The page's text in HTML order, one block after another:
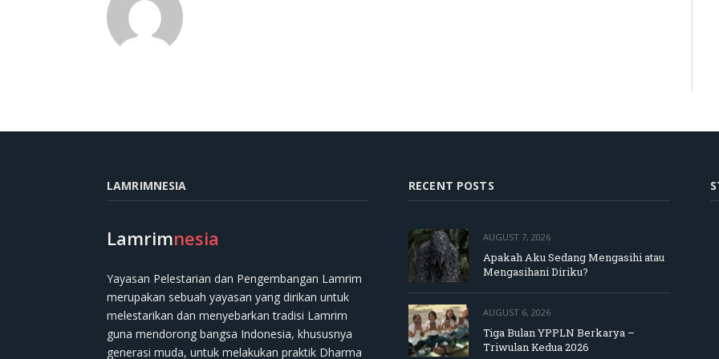
LAMRIMNESIA
Lamrimnesia
Yayasan Pelestarian dan Pengembangan Lamrim
merupakan sebuah yayasan yang dirikan untuk
melestarikan dan menyebarkan tradisi Lamrim
guna mendorong bangsa Indonesia, khususnya
generasi muda, untuk melakukan praktik Dharma
RECENT POSTS
AUGUST 7, 2026
Apakah Aku Sedang Mengasihi atau
Mengasihani Diriku?
AUGUST 6, 2026
Tiga Bulan YPPLN Berkarya –
Triwulan Kedua 2026